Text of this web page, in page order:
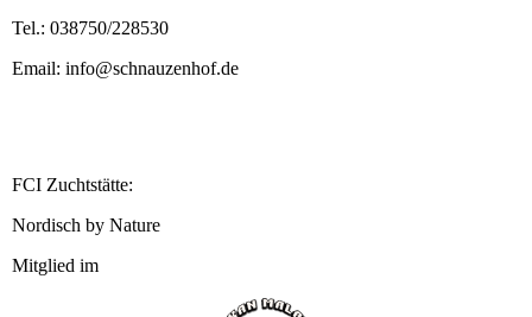
Tel.: 038750/228530
Email: info@schnauzenhof.de
FCI Zuchtstätte:
Nordisch by Nature
Mitglied im